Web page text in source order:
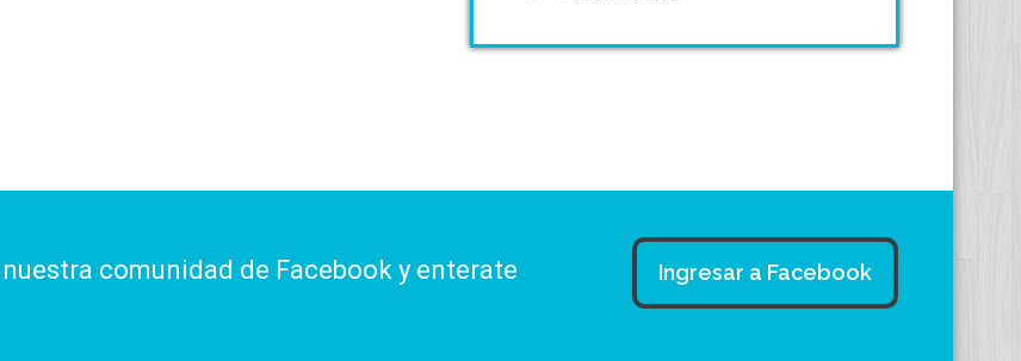
comunidad de Facebook y enterate
Ingresar a Facebook